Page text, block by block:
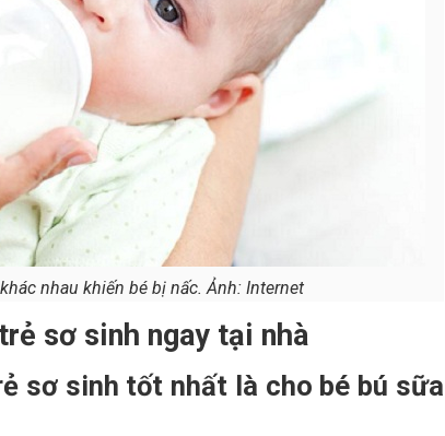
nhau khiến bé bị nấc. Ảnh: Internet
sơ sinh ngay tại nhà
sơ sinh tốt nhất là cho bé bú sữa